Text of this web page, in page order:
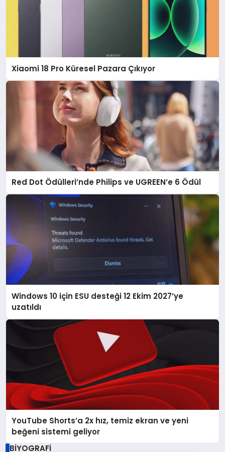
Xiaomi 18 Pro Küresel Pazara Çıkıyor
Red Dot Ödülleri’nde Philips ve UGREEN’e 6 Ödül
Windows 10 için ESU desteği 12 Ekim 2027’ye
uzatıldı
YouTube Shorts’a 2x hız, temiz ekran ve yeni
beğeni sistemi geliyor
BİYOGRAFİ